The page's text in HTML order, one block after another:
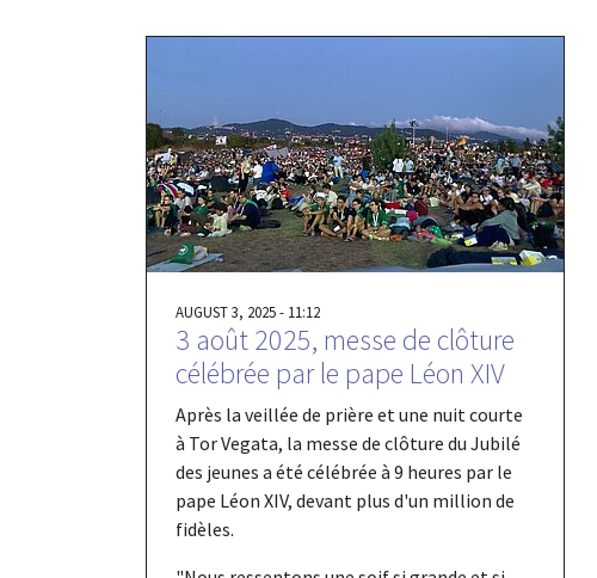
AUGUST 3, 2025 - 11:12
3 août 2025, messe de clôture
célébrée par le pape Léon XIV
Après la veillée de prière et une nuit courte
à Tor Vegata, la messe de clôture du Jubilé
des jeunes a été célébrée à 9 heures par le
pape Léon XIV, devant plus d'un million de
fidèles.